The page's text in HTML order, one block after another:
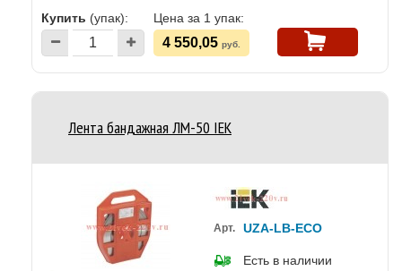
Купить (упак): Цена за 1 упак:
4 550,05 руб.
Лента бандажная ЛМ-50 IEK
Арт. UZA-LB-ECO
Есть в наличии